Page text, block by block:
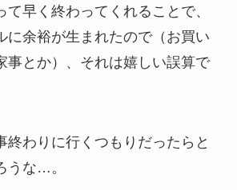
て早く終わってくれることで、
に余裕が生まれたので（お買い
事とか）、それは嬉しい誤算で
終わりに行くつもりだったらと
うな…。